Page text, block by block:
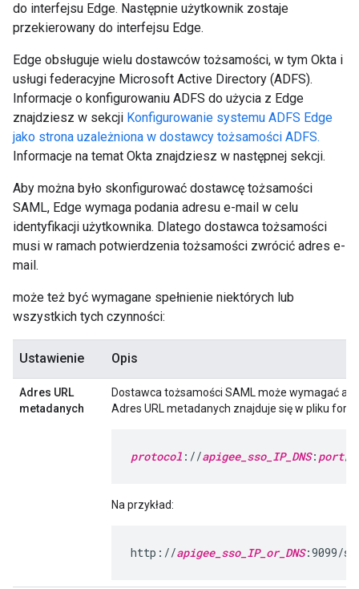
do interfejsu Edge. Następnie użytkownik zostaje
przekierowany do interfejsu Edge.
Edge obsługuje wielu dostawców tożsamości, w tym Okta i
usługi federacyjne Microsoft Active Directory (ADFS).
Informacje o konfigurowaniu ADFS do użycia z Edge
znajdziesz w sekcji Konfigurowanie systemu ADFS Edge
jako strona uzależniona w dostawcy tożsamości ADFS.
Informacje na temat Okta znajdziesz w następnej sekcji.
Aby można było skonfigurować dostawcę tożsamości
SAML, Edge wymaga podania adresu e-mail w celu
identyfikacji użytkownika. Dlatego dostawca tożsamości
musi w ramach potwierdzenia tożsamości zwrócić adres e-
mail.
może też być wymagane spełnienie niektórych lub
wszystkich tych czynności:
Ustawienie Opis
Adres URL
metadanych
Dostawca tożsamości SAML może wymagać
Adres URL metadanych znajduje się w pliku
protocol ://apigee_sso_IP_DNS: port/
Na przykład:
http://apigee_sso_IP_or_DNS:9099/